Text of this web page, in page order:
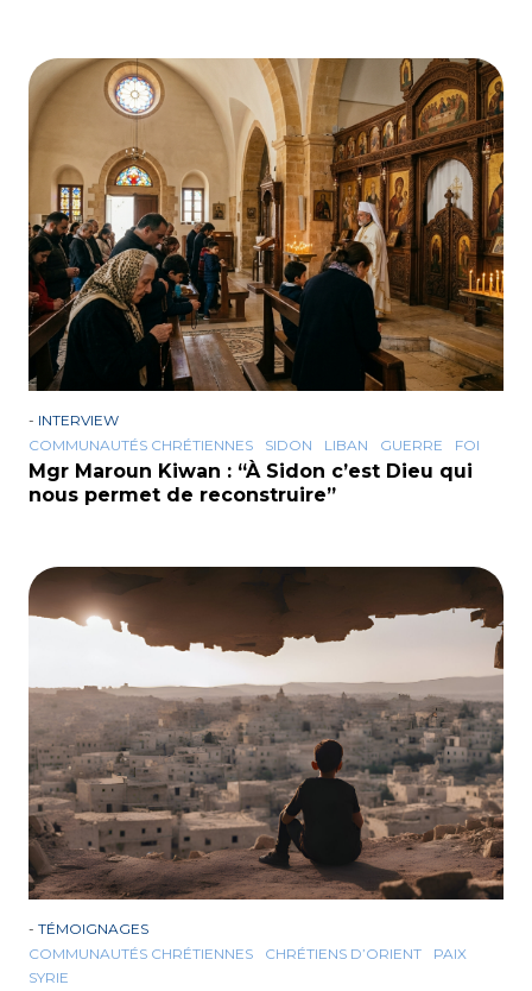
- INTERVIEW
COMMUNAUTÉS CHRÉTIENNES
SIDON LIBAN GUERRE FOI
Mgr Maroun Kiwan : “À Sidon c’est Dieu qui
nous permet de reconstruire”
- TÉMOIGNAGES
COMMUNAUTÉS CHRÉTIENNES
CHRÉTIENS D’ORIENT
PAIX
SYRIE